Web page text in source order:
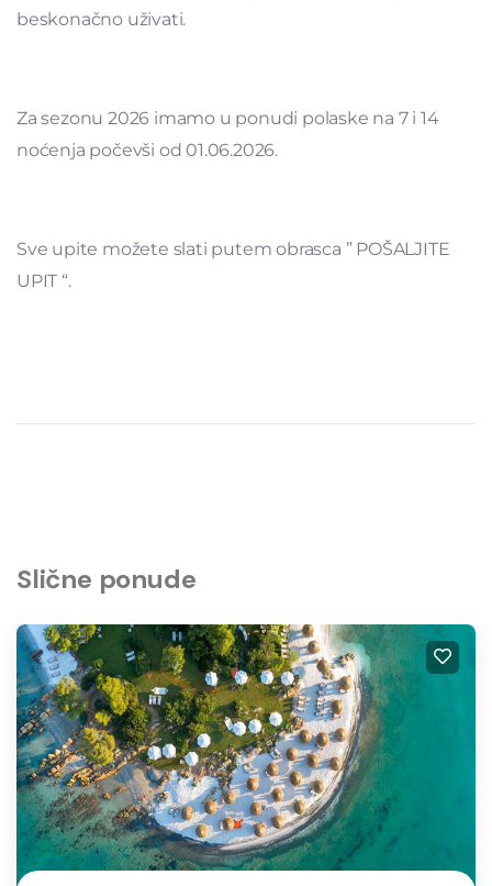
beskonačno uživati.
Za sezonu 2026 imamo u ponudi polaske na 7 i 14
noćenja počevši od 01.06.2026.
Sve upite možete slati putem obrasca ” POŠALJITE
UPIT “.
Slične ponude